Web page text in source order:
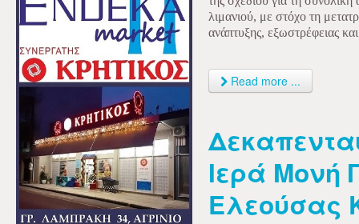
λιμανιού, με στόχο τη
ανάπτυξης, εξωστρέφειας
Read more ...
Ιερά Μονή
Ελεούσας